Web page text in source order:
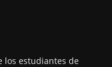
los estudiantes de